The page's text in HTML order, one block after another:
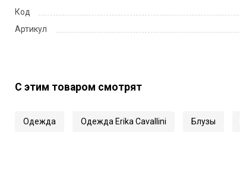
Код
Артикул
С этим товаром смотрят
Одежда Одежда Erika Cavallini Блузы